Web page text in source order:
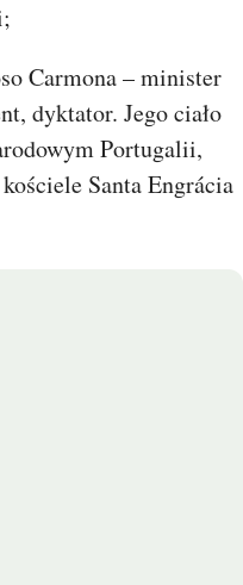
Carmona – minister
dyktator. Jego ciało
Portugalii,
Santa Engrácia